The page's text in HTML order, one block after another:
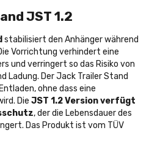
JST 1.2
stabilisiert den Anhänger während
Vorrichtung verhindert eine
und verringert so das Risiko von
Ladung. Der Jack Trailer Stand
ohne dass eine
Die JST 1.2 Version verfügt
, der die Lebensdauer des
Das Produkt ist vom TÜV